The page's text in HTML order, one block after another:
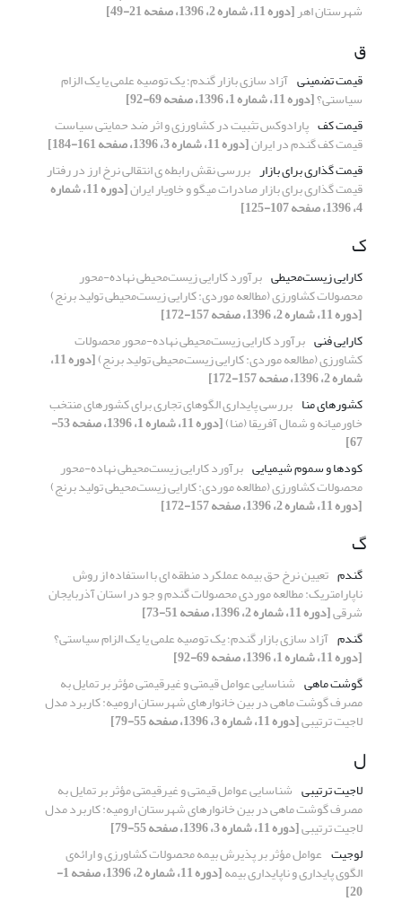
شهرستان اهر[دوره 11، شماره 2، 1396، صفحه 21-49]
ق
قیمت تضمینی آزاد سازی بازار گندم؛ یک توصیه علمی یا یک الزام
سیاستی؟[دوره 11، شماره 1، 1396، صفحه 69-92]
قیمت کف پارادوکس تثبیت در کشاورزی و اثر ضد حمایتی سیاست
قیمت کف گندم در ایران[دوره 11، شماره 3، 1396، صفحه 161-184]
قیمت گذاری برای بازار بررسی نقش رابطه ی انتقالی نرخ ارز در رفتار
قیمت گذاری برای بازار صادرات میگو و خاویار ایران [دوره 11، شماره
4، 1396، صفحه 107-125]
ک
کارایی زیست‌محیطی برآورد کارایی زیست‌محیطی نهاده-‌محور
محصولات کشاورزی (مطالعه موردی: کارایی زیست‌محیطی تولید برنج)
[دوره 11، شماره 2، 1396، صفحه 157-172]
کارایی فنی برآورد کارایی زیست‌محیطی نهاده-‌محور محصولات
کشاورزی (مطالعه موردی: کارایی زیست‌محیطی تولید برنج) [دوره 11،
شماره 2، 1396، صفحه 157-172]
کشورهای منا بررسی پایداری الگوهای تجاری برای کشورهای منتخب
خاورمیانه و شمال آفریقا (منا) [دوره 11، شماره 1، 1396، صفحه 53-
67]
کودها و سموم شیمیایی برآورد کارایی زیست‌محیطی نهاده-‌محور
محصولات کشاورزی (مطالعه موردی: کارایی زیست‌محیطی تولید برنج)
[دوره 11، شماره 2، 1396، صفحه 157-172]
گ
گندم تعیین نرخ حق بیمه عملکرد منطقه‏ ای با استفاده از روش
ناپارامتریک: مطالعه موردی محصولات گندم و جو در استان آذربایجان
شرقی[دوره 11، شماره 2، 1396، صفحه 51-73]
گندم آزاد سازی بازار گندم؛ یک توصیه علمی یا یک الزام سیاستی؟
[دوره 11، شماره 1، 1396، صفحه 69-92]
گوشت ماهی شناسایی عوامل قیمتی و غیرقیمتی مؤثر بر تمایل به
مصرف گوشت ماهی در بین خانوارهای شهرستان ارومیه: کاربرد مدل
لاجیت ترتیبی[دوره 11، شماره 3، 1396، صفحه 55-79]
ل
لاجیت ترتیبی شناسایی عوامل قیمتی و غیرقیمتی مؤثر بر تمایل به
مصرف گوشت ماهی در بین خانوارهای شهرستان ارومیه: کاربرد مدل
لاجیت ترتیبی[دوره 11، شماره 3، 1396، صفحه 55-79]
لوجیت عوامل مؤثر بر پذیرش بیمه محصولات کشاورزی و ارائه‌ی
الگوی پایداری و ناپایداری بیمه [دوره 11، شماره 2، 1396، صفحه 1-
20]